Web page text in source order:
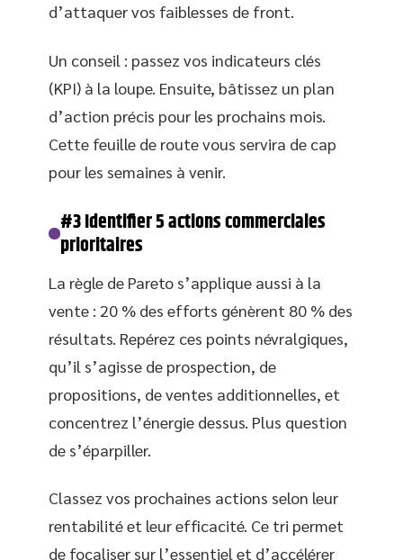
d’attaquer vos faiblesses de front.
Un conseil : passez vos indicateurs clés
(KPI) à la loupe. Ensuite, bâtissez un plan
d’action précis pour les prochains mois.
Cette feuille de route vous servira de cap
pour les semaines à venir.
#3 Identifier 5 actions commerciales
prioritaires
La règle de Pareto s’applique aussi à la
vente : 20 % des efforts génèrent 80 % des
résultats. Repérez ces points névralgiques,
qu’il s’agisse de prospection, de
propositions, de ventes additionnelles, et
concentrez l’énergie dessus. Plus question
de s’éparpiller.
Classez vos prochaines actions selon leur
rentabilité et leur efficacité. Ce tri permet
de focaliser sur l’essentiel et d’accélérer